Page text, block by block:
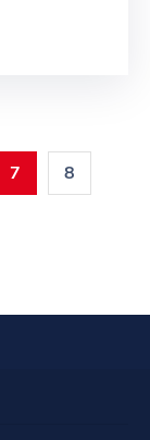
7 8